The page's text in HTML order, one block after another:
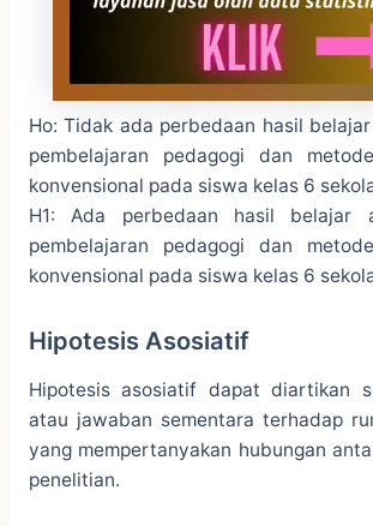
Ho: Tidak ada perbedaan hasil
pembelajaran pedagogi dan
konvensional pada siswa kelas 6
H1: Ada perbedaan hasil belajar
pembelajaran pedagogi dan
konvensional pada siswa kelas 6
Hipotesis Asosiatif
Hipotesis asosiatif dapat diartikan
atau jawaban sementara terhadap
yang mempertanyakan hubungan
penelitian.